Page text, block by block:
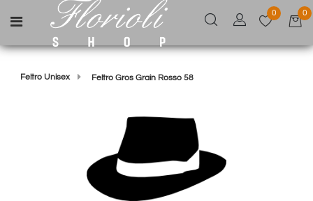
Open menu
0 0
Feltro Unisex Feltro Gros Grain Rosso 58